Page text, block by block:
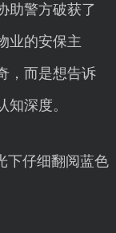
助警方破获了
业的安保主
，而是想告诉
深度。
下仔细翻阅蓝色